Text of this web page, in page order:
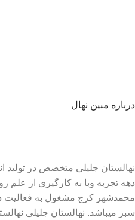
درباره مبین نهال
نهالستان جلیلی متخصص در تولید
دهه تجربه وبا به کارگیری از علم
محمدشهر کرج مشغول به فعالیت
سبز میباشد. نهالستان جلیلی